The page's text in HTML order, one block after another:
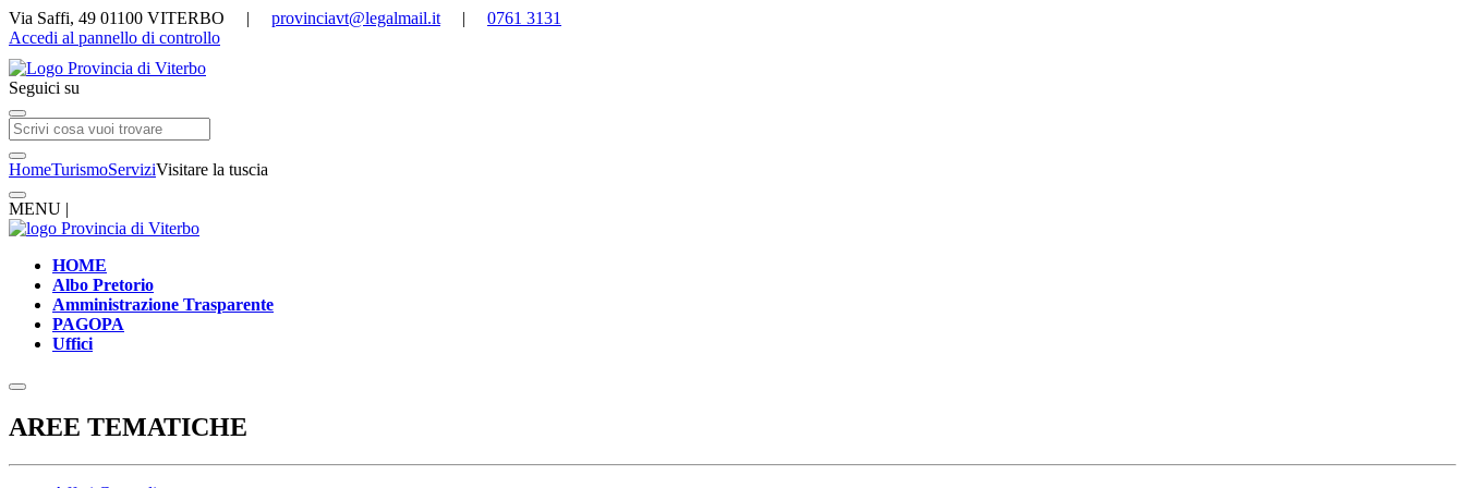
Via Saffi, 49 01100 VITERBO | provinciavt@legalmail.it | 0761 3131
Accedi al pannello di controllo
Seguici su
HomeTurismoServiziVisitare la tuscia
MENU |
HOME
Albo Pretorio
Amministrazione Trasparente
PAGOPA
Uffici
AREE TEMATICHE